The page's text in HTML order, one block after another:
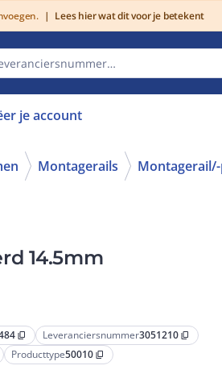
| Lees hier wat dit voor je betekent
je account
Montagerails
14.5mm
content_copy Leveranciersnummer3051210 content_copy
Producttype50010 content_copy